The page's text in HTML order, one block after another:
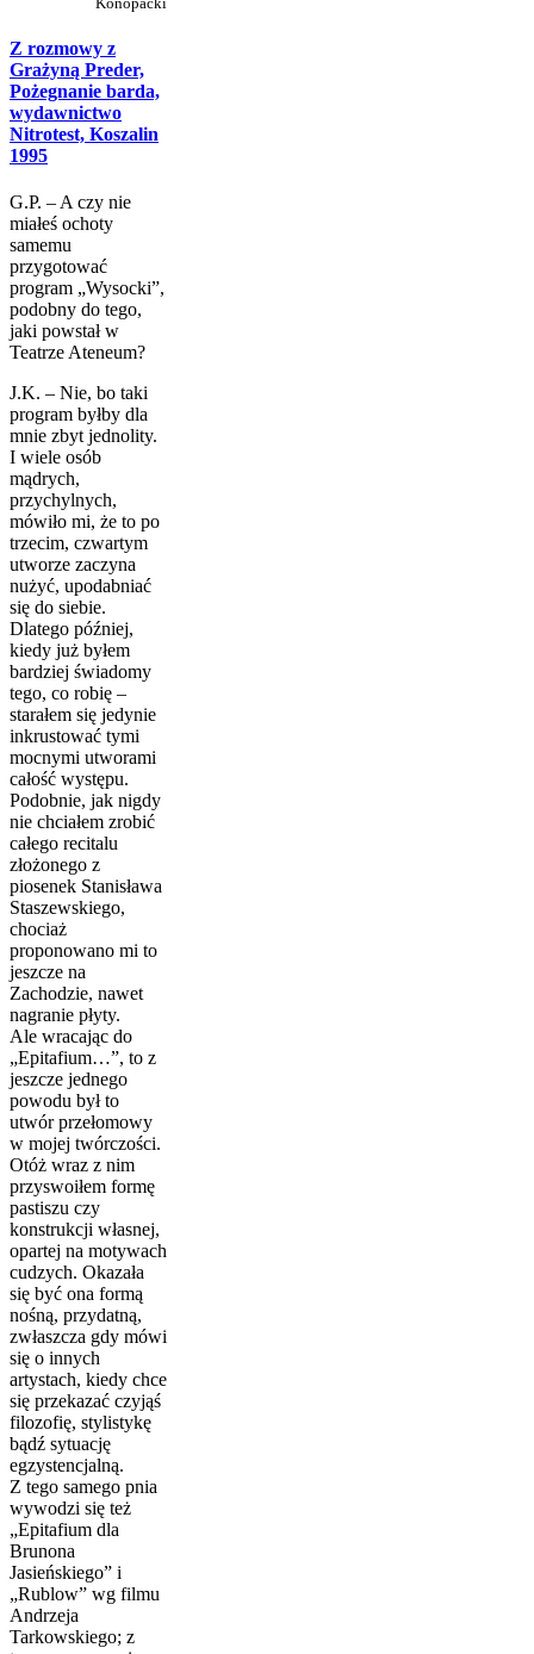
Z rozmowy z
Grażyną Preder,
Pożegnanie barda,
wydawnictwo
Nitrotest, Koszalin
1995
G.P. – A czy nie
miałeś ochoty
samemu
przygotować
program „Wysocki”,
podobny do tego,
jaki powstał w
Teatrze Ateneum?
J.K. – Nie, bo taki
program byłby dla
mnie zbyt jednolity.
I wiele osób
mądrych,
przychylnych,
mówiło mi, że to po
trzecim, czwartym
utworze zaczyna
nużyć, upodabniać
się do siebie.
Dlatego później,
kiedy już byłem
bardziej świadomy
tego, co robię –
starałem się jedynie
inkrustować tymi
mocnymi utworami
całość występu.
Podobnie, jak nigdy
nie chciałem zrobić
całego recitalu
złożonego z
piosenek Stanisława
Staszewskiego,
chociaż
proponowano mi to
jeszcze na
Zachodzie, nawet
nagranie płyty.
Ale wracając do
„Epitafium…”, to z
jeszcze jednego
powodu był to
utwór przełomowy
w mojej twórczości.
Otóż wraz z nim
przyswoiłem formę
pastiszu czy
konstrukcji własnej,
opartej na motywach
cudzych. Okazała
się być ona formą
nośną, przydatną,
zwłaszcza gdy mówi
się o innych
artystach, kiedy chce
się przekazać czyjąś
filozofię, stylistykę
bądź sytuację
egzystencjalną.
Z tego samego pnia
wywodzi się też
„Epitafium dla
Brunona
Jasieńskiego” i
„Rublow” wg filmu
Andrzeja
Tarkowskiego; z